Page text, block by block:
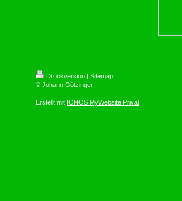
Druckversion | Sitemap
© Johann Götzinger
Erstellt mit IONOS MyWebsite Privat